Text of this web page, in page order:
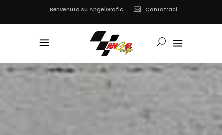
Benvenuto su AngelGrafic Contattaci